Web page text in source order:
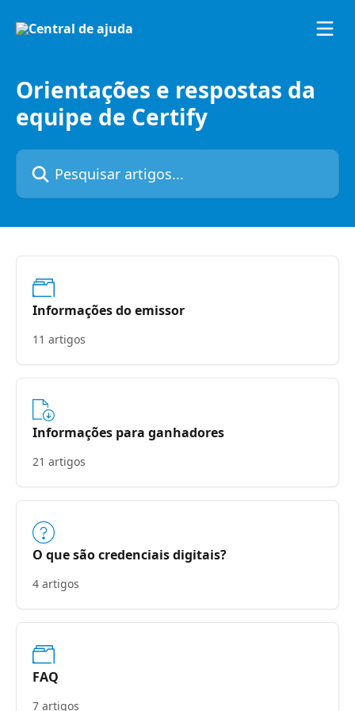
Orientações e respostas da
equipe de Certify
Pesquisar artigos...
Informações do emissor
11 artigos
Informações para ganhadores
21 artigos
O que são credenciais digitais?
4 artigos
FAQ
7 artigos